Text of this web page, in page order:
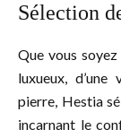
Sélection
Que vous
luxueux,
pierre, Hestia
incarnant le